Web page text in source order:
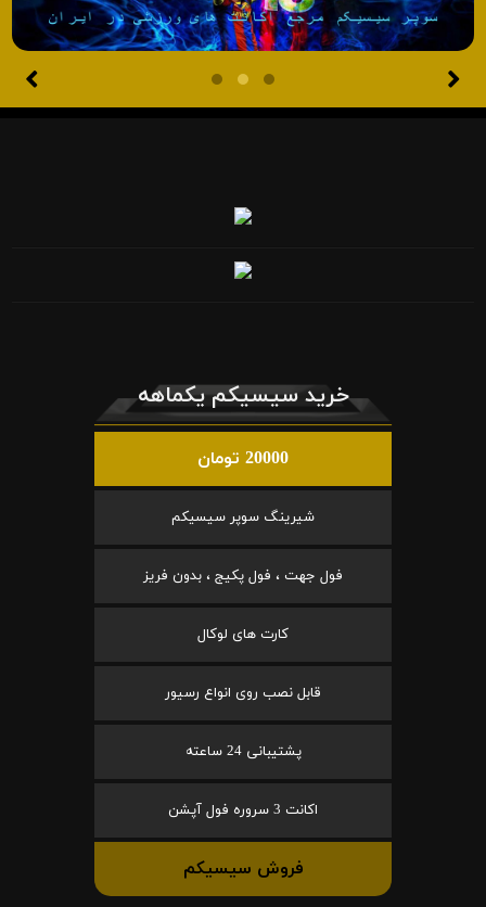
خرید سیسیکم یکماهه
20000 تومان
شیرینگ سوپر سیسیکم
فول جهت ، فول پکیج ، بدون فریز
کارت های لوکال
قابل نصب روی انواع رسیور
پشتیبانی 24 ساعته
اکانت 3 سروره فول آپشن
فروش سیسیکم